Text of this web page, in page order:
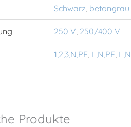
Schwarz betongrau
250 V 250/400 V
1,2,3,N,PE L,N,PE
Produkte